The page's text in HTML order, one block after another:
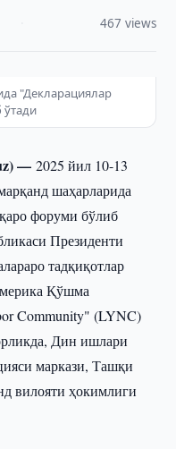
467 views
"Декларациялар
—2025 йил 10-13
шаҳарларида
форуми бўлиб
Президенти
тадқиқотлар
Қўшма
Community" (LYNC)
Дин ишлари
маркази, Ташқи
вилояти ҳокимлиги